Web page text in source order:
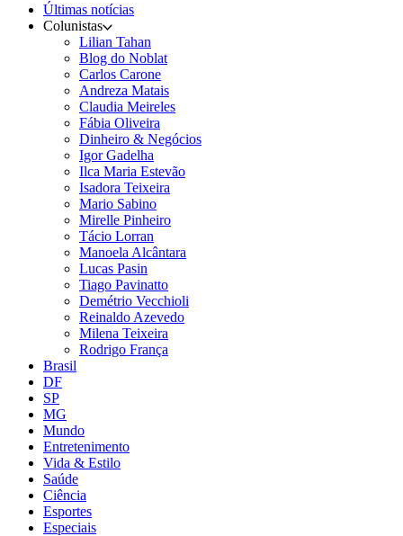
Últimas notícias
Colunistas
Lilian Tahan
Blog do Noblat
Carlos Carone
Andreza Matais
Claudia Meireles
Fábia Oliveira
Dinheiro & Negócios
Igor Gadelha
Ilca Maria Estevão
Isadora Teixeira
Mario Sabino
Mirelle Pinheiro
Tácio Lorran
Manoela Alcântara
Lucas Pasin
Tiago Pavinatto
Demétrio Vecchioli
Reinaldo Azevedo
Milena Teixeira
Rodrigo França
Brasil
DF
SP
MG
Mundo
Entretenimento
Vida & Estilo
Saúde
Ciência
Esportes
Especiais